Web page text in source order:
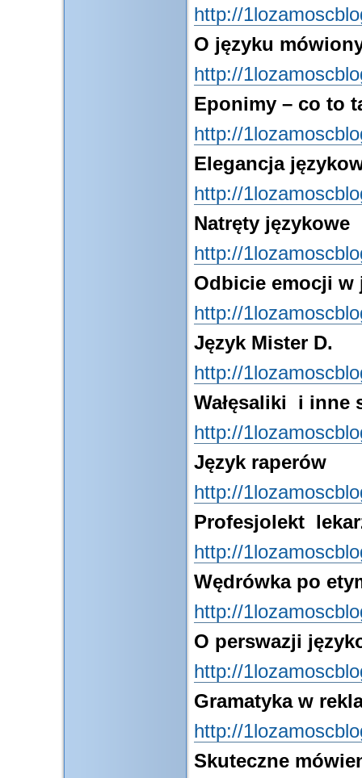
http://
O języku
http://
Eponimy – co to
http://
Elegancja
http://
Natręty językowe
http://
Odbicie emocji w
http://
Język Mister D.
http://
Wałęsaliki i inne
http://
Język raperów
http://
Profesjolekt
http://
Wędrówka po
http://
O perswazji
http://
Gramatyka w
http://
Skuteczne